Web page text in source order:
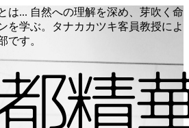
は... 自然への理解を深め、芽吹く命
を学ぶ。タナカカツキ客員教授によ
です。